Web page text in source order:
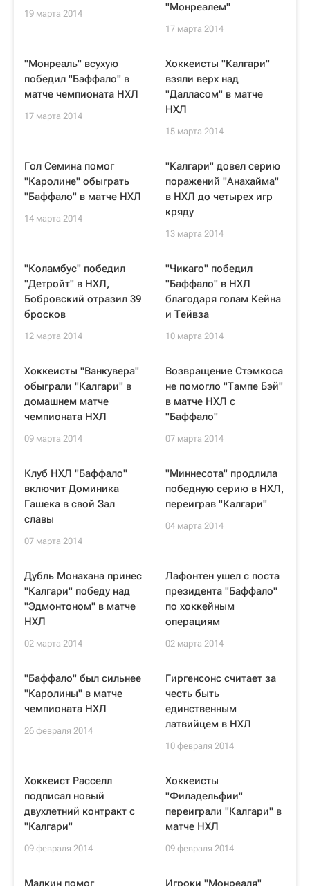
19 марта 2014
"Монреалем"
17 марта 2014
"Монреаль" всухую
победил "Баффало" в
матче чемпионата НХЛ
17 марта 2014
Хоккеисты "Калгари"
взяли верх над
"Далласом" в матче
НХЛ
15 марта 2014
Гол Семина помог
"Каролине" обыграть
"Баффало" в матче НХЛ
14 марта 2014
"Калгари" довел серию
поражений "Анахайма"
в НХЛ до четырех игр
кряду
13 марта 2014
"Коламбус" победил
"Детройт" в НХЛ,
Бобровский отразил 39
бросков
12 марта 2014
"Чикаго" победил
"Баффало" в НХЛ
благодаря голам Кейна
и Тейвза
10 марта 2014
Хоккеисты "Ванкувера"
обыграли "Калгари" в
домашнем матче
чемпионата НХЛ
09 марта 2014
Возвращение Стэмкоса
не помогло "Тампе Бэй"
в матче НХЛ с
"Баффало"
07 марта 2014
Клуб НХЛ "Баффало"
включит Доминика
Гашека в свой Зал
славы
07 марта 2014
"Миннесота" продлила
победную серию в НХЛ,
переиграв "Калгари"
04 марта 2014
Дубль Монахана принес
"Калгари" победу над
"Эдмонтоном" в матче
НХЛ
02 марта 2014
Лафонтен ушел с поста
президента "Баффало"
по хоккейным
операциям
02 марта 2014
"Баффало" был сильнее
"Каролины" в матче
чемпионата НХЛ
26 февраля 2014
Гиргенсонс считает за
честь быть
единственным
латвийцем в НХЛ
10 февраля 2014
Хоккеист Расселл
подписал новый
двухлетний контракт с
"Калгари"
09 февраля 2014
Хоккеисты
"Филадельфии"
переиграли "Калгари" в
матче НХЛ
09 февраля 2014
Малкин помог
Игроки "Монреаля"